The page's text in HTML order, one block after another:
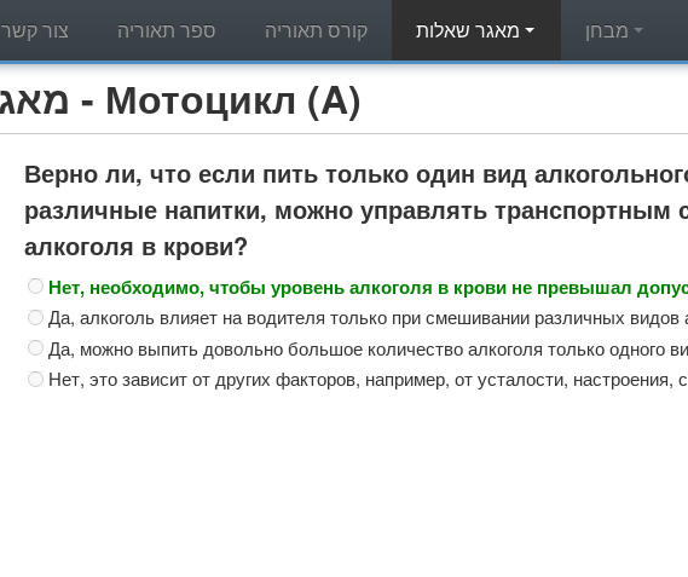
קורס תאוריה ספר תאוריה צור קשר
מאגר שאלות תאוריה - Мотоцикл (A)
Верно ли, что если пить только один вид
различные напитки, можно управлять транспортным
алкоголя в крови?
Нет, необходимо, чтобы уровень алкоголя в крови не превышал
Да, алкоголь влияет на водителя только при смешивании различных видов
Да, можно выпить довольно большое количество алкоголя только одного
Нет, это зависит от других факторов, например, от усталости, настроения,